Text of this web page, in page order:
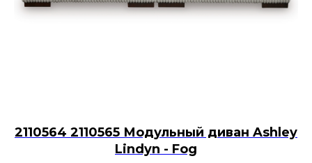
2110564 2110565 Модульный диван Ashley
Lindyn - Fog